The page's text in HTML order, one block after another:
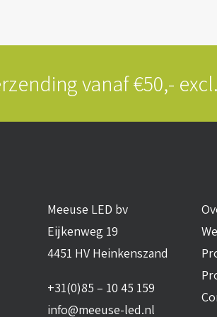
vanaf €50,-
Meeuse LED bv
Eijkenweg 19
4451 HV Heinkenszand
+31(0)85 – 10 45 159
info@meeuse-led.nl